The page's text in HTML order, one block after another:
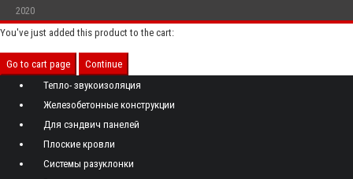
2020
You've just added this product to the cart:
Go to cart page
Continue
Тепло- звукоизоляция
Железобетонные конструкции
Для сэндвич панелей
Плоские кровли
Системы разуклонки